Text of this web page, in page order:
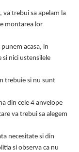
va trebui sa apelam la
montarea lor
punem acasa, in
nici ustensilele
trebuie si nu sunt
din cele 4 anvelope
va trebui sa alegem
necesitate si din
si observa ca nu